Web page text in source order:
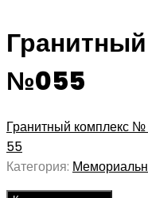
№055
Гранитный комплекс
55
Категория: